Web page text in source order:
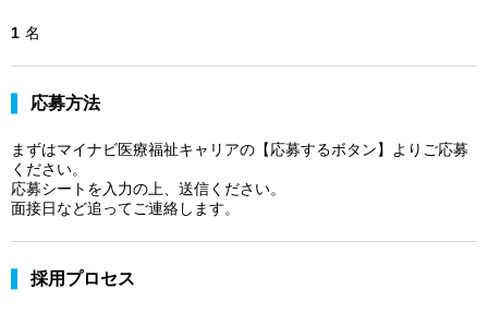
1 名
応募方法
まずはマイナビ医療福祉キャリアの【応募するボタン】よりご応募
ください。
応募シートを入力の上、送信ください。
面接日など追ってご連絡します。
採用プロセス